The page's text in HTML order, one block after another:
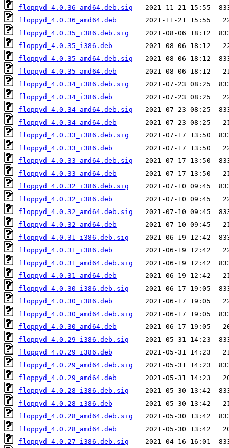
floppyd_4.0.36_amd64.deb.sig
floppyd_4.0.36_amd64.deb
floppyd_4.0.35_i386.deb.sig
floppyd_4.0.35_i386.deb
floppyd_4.0.35_amd64.deb.sig
floppyd_4.0.35_amd64.deb
floppyd_4.0.34_i386.deb.sig
floppyd_4.0.34_i386.deb
floppyd_4.0.34_amd64.deb.sig
floppyd_4.0.34_amd64.deb
floppyd_4.0.33_i386.deb.sig
floppyd_4.0.33_i386.deb
floppyd_4.0.33_amd64.deb.sig
floppyd_4.0.33_amd64.deb
floppyd_4.0.32_i386.deb.sig
floppyd_4.0.32_i386.deb
floppyd_4.0.32_amd64.deb.sig
floppyd_4.0.32_amd64.deb
floppyd_4.0.31_i386.deb.sig
floppyd_4.0.31_i386.deb
floppyd_4.0.31_amd64.deb.sig
floppyd_4.0.31_amd64.deb
floppyd_4.0.30_i386.deb.sig
floppyd_4.0.30_i386.deb
floppyd_4.0.30_amd64.deb.sig
floppyd_4.0.30_amd64.deb
floppyd_4.0.29_i386.deb.sig
floppyd_4.0.29_i386.deb
floppyd_4.0.29_amd64.deb.sig
floppyd_4.0.29_amd64.deb
floppyd_4.0.28_i386.deb.sig
floppyd_4.0.28_i386.deb
floppyd_4.0.28_amd64.deb.sig
floppyd_4.0.28_amd64.deb
floppyd_4.0.27_i386.deb.sig